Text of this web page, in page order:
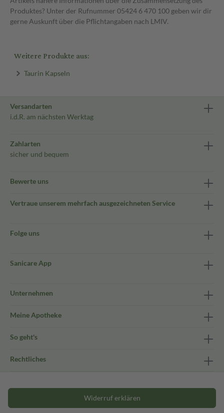
Produktes? Unter der Rufnummer 05424 6 470 100 geben wir dir
gerne Auskunft über die Pflichtangaben nach LMIV.
Weitere Produkte aus:
Taurin Kapseln
Versandarten
i.d.R. am nächsten Werktag
Zahlarten
sicher und bequem
Bewerte uns
Vertraue unserem mehrfach ausgezeichneten Service
Folge uns
Sanicare App
Unternehmen
Meine Apotheke
So geht's
Rechtliches
Widerruf erklären